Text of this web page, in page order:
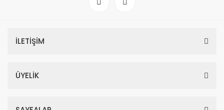
İLETİŞİM
ÜYELİK